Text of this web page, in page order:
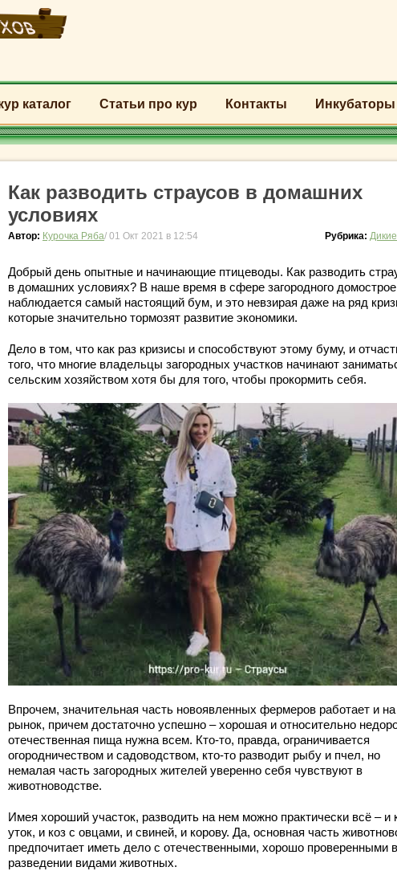
каталог Статьи про кур Контакты Инкубаторы
Как разводить страусов в домашних
условиях
Автор: Курочка Ряба/ 01 Окт 2021 в 12:54 Рубрика:
Добрый день опытные и начинающие птицеводы. Как разводить
в домашних условиях? В наше время в сфере загородного
наблюдается самый настоящий бум, и это невзирая даже на ряд
которые значительно тормозят развитие экономики.
Дело в том, что как раз кризисы и способствуют этому буму, и
того, что многие владельцы загородных участков начинают
сельским хозяйством хотя бы для того, чтобы прокормить себя.
Впрочем, значительная часть новоявленных фермеров работает и на
рынок, причем достаточно успешно – хорошая и относительно
отечественная пища нужна всем. Кто-то, правда, ограничивается
огородничеством и садоводством, кто-то разводит рыбу и пчел, но
немалая часть загородных жителей уверенно себя чувствуют в
животноводстве.
Имея хороший участок, разводить на нем можно практически всё – и
уток, и коз с овцами, и свиней, и корову. Да, основная часть
предпочитает иметь дело с отечественными, хорошо проверенными в
разведении видами животных.